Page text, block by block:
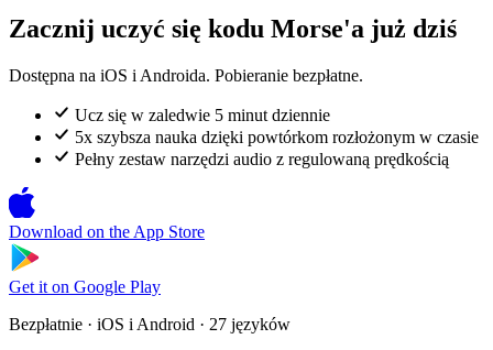
Zacznij uczyć się kodu Morse'a już dziś
Dostępna na iOS i Androida. Pobieranie bezpłatne.
Ucz się w zaledwie 5 minut dziennie
5x szybsza nauka dzięki powtórkom rozłożonym w czasie
Pełny zestaw narzędzi audio z regulowaną prędkością
Download on the App Store
Get it on Google Play
Bezpłatnie · iOS i Android · 27 języków